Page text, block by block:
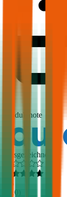
Produktnote
Ausgezeichnet
510